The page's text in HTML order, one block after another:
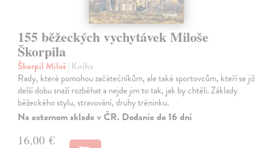
155 běžeckých vychytávek Miloše
Škorpila
Škorpil Miloš| Kniha
Rady, které pomohou začátečníkům, ale také sportovcům, kteří se již
delší dobu snaží rozběhat a nejde jim to tak, jak by chtěli. Základy
běžeckého stylu, stravování, druhy tréninku.
Na externom sklade v ČR. Dodanie do 16 dní
16,00 €